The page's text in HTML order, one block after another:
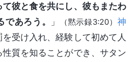
て彼と食を共にし、彼もまたわ
あろう。
」 （黙示録3:20）神
受け入れ、経験して初めて人
質を知ることができ、サタン